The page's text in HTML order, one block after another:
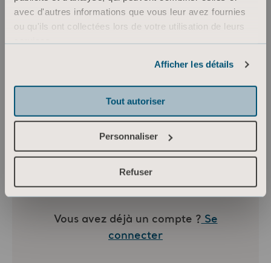
avec d'autres informations que vous leur avez fournies
ou qu'ils ont collectées lors de votre utilisation de leurs
Afficher les détails
Tout autoriser
Personnaliser
Refuser
tout en améliorant l'efficacité et la sécurité
des soins.